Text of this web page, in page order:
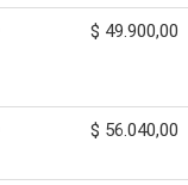
$ 49.900,00
$ 56.040,00